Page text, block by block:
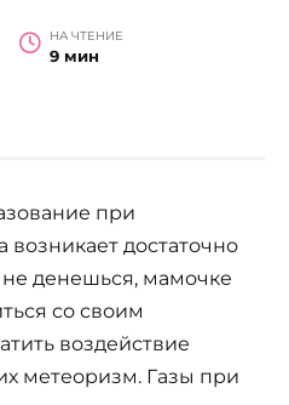
НА ЧТЕНИЕ
9 мин
при
достаточно
не денешься, мамочке
со своим
воздействие
метеоризм. Газы при